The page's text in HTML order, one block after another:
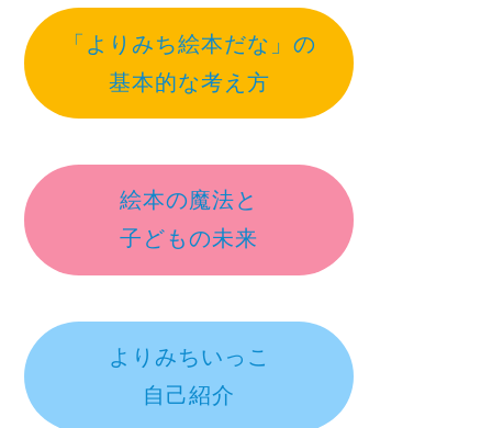
「よりみち絵本だな」の
基本的な考え方
絵本の魔法と
子どもの未来
よりみちいっこ
自己紹介